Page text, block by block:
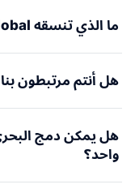
ما الذي تنسقه Suaid Global بصفتها وكيل شحن؟
الدولي والمستندات
الحاجة إلى هذه العناصر.
هل أنتم مرتبطون
الزمني والتكلفة
هل يمكن دمج
واحد؟